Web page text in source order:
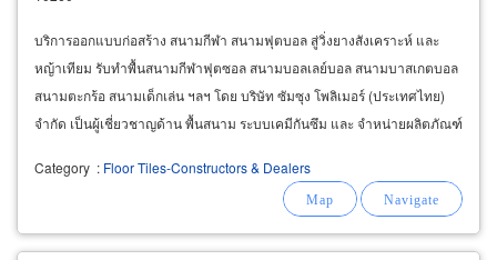
บริการออกแบบก่อสร้าง สนามกีฬา สนามฟุตบอล สู่วิ่งยางสังเคราะห์ และ
หญ้าเทียม รับทำพื้นสนามกีฬาฟุตซอล สนามบอลเลย์บอล สนามบาสเกตบอล
สนามตะกร้อ สนามเด็กเล่น ฯลฯ โดย บริษัท ซัมซุง โพลิเมอร์ (ประเทศไทย)
จำกัด เป็นผู้เชี่ยวชาญด้าน พื้นสนาม ระบบเคมีกันซึม และ จำหน่ายผลิตภัณฑ์
Category : Floor Tiles-Constructors & Dealers